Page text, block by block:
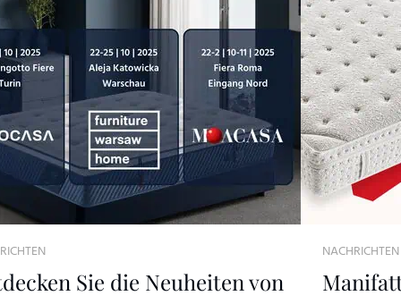
Sie die Neuheiten von
NACHRICHTEN